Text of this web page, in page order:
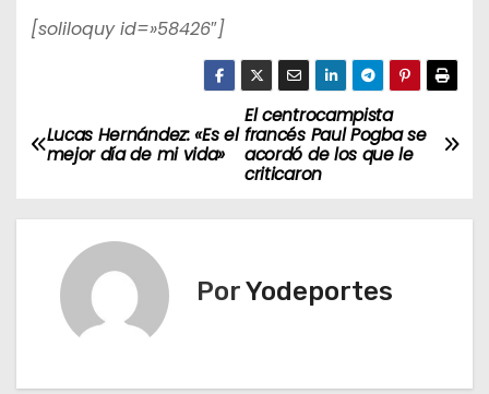
[soliloquy id=»58426″]
N
a
v
El centrocampista
francés Paul Pogba se
acordó de los que le
criticaron
Lucas Hernández: «Es el
mejor día de mi vida»
PorYodeportes